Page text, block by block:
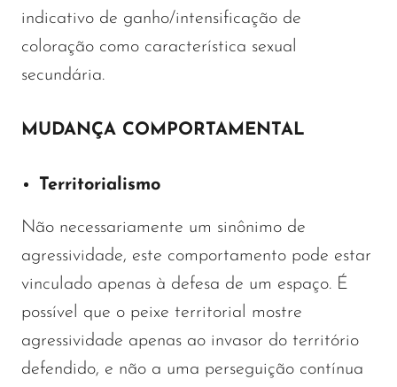
indicativo de ganho/intensificação de
coloração como característica sexual
secundária.
MUDANÇA COMPORTAMENTAL
Territorialismo
Não necessariamente um sinônimo de
agressividade, este comportamento pode estar
vinculado apenas à defesa de um espaço. É
possível que o peixe territorial mostre
agressividade apenas ao invasor do território
defendido, e não a uma perseguição contínua